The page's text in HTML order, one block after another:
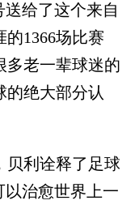
给了这个来自
的1366场比赛
多老一辈球迷的
的绝大部分认
利诠释了足球
以治愈世界上一